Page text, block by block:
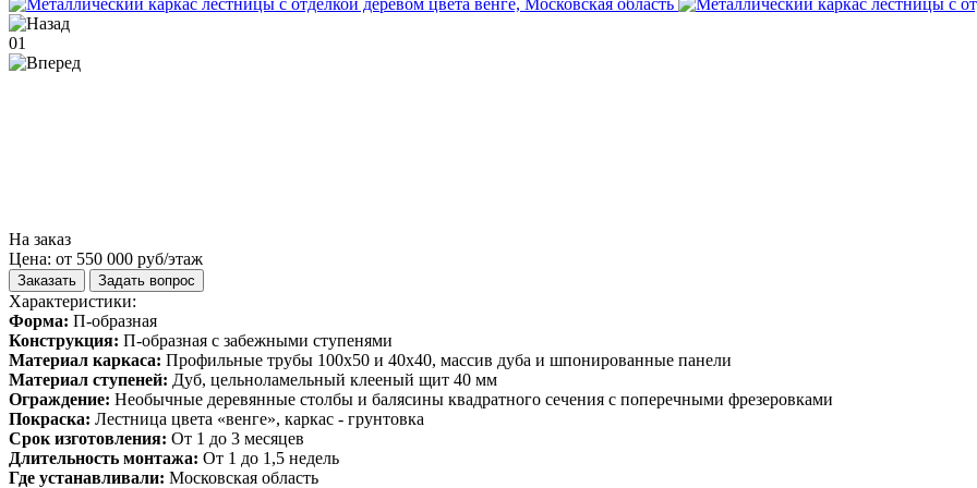
01
На заказ
Цена: от 550 000 руб/этаж
Заказать Задать вопрос
Характеристики:
Форма: П-образная
Конструкция: П-образная с забежными ступенями
Материал каркаса: Профильные трубы 100х50 и 40х40, массив дуба и шпонированные панели
Материал ступеней: Дуб, цельноламельный клееный щит 40 мм
Ограждение: Необычные деревянные столбы и балясины квадратного сечения с поперечными фрезеровками
Покраска: Лестница цвета «венге», каркас - грунтовка
Срок изготовления: От 1 до 3 месяцев
Длительность монтажа: От 1 до 1,5 недель
Где устанавливали: Московская область